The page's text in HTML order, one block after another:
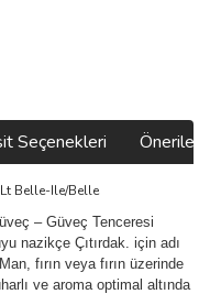
Seçenekleri
Belle-Ile/Belle
– Güveç Tenceresi
nazikçe Çıtırdak. için adı
fırın veya fırın üzerinde
ve aroma optimal altında